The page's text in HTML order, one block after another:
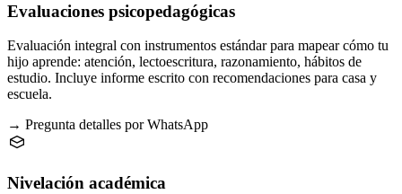
Evaluaciones psicopedagógicas
Evaluación integral con instrumentos estándar para mapear cómo tu
hijo aprende: atención, lectoescritura, razonamiento, hábitos de
estudio. Incluye informe escrito con recomendaciones para casa y
escuela.
→ Pregunta detalles por WhatsApp
Nivelación académica